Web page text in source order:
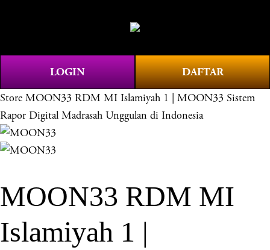
e
u
LOGIN DAFTAR
Store MOON33 RDM MI Islamiyah 1 | MOON33 Sistem
Rapor Digital Madrasah Unggulan di Indonesia
MOON33 RDM MI
Islamiyah 1 |